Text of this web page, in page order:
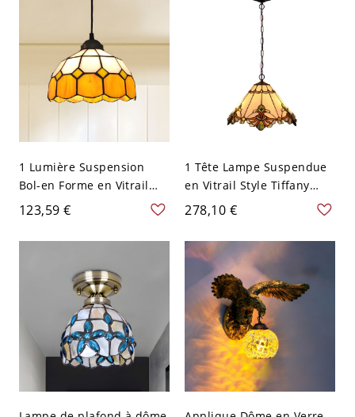
Beige 16,51 cm
un style Tiffany,
interrupteur inclus, 110V-
1 Lumière Suspension
Bol-en Forme en Vitrail
Style Tiffany Lampe
Suspendue pour
Restaurant - 110 V-120 V
123,59 €
1 Tête Lampe Suspendue
en Vitrail Style Tiffany
Suspension Conique pour
Salle à Manger - 110 V-
120 V Blanc
278,10 €